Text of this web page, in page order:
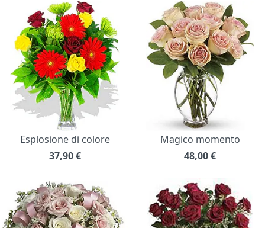
Esplosione di colore
37,90€
Magico momento
48,00€